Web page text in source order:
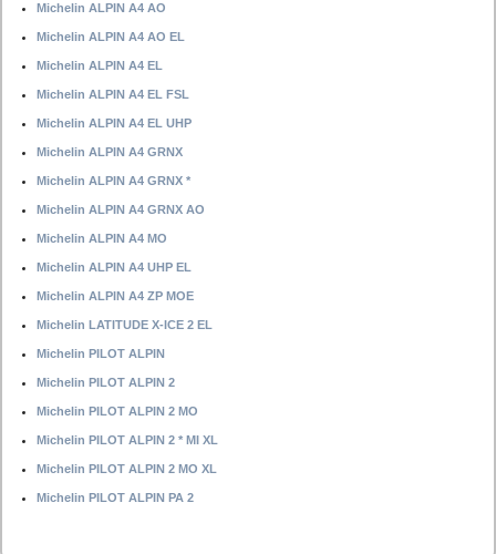
Michelin ALPIN A4 AO
Michelin ALPIN A4 AO EL
Michelin ALPIN A4 EL
Michelin ALPIN A4 EL FSL
Michelin ALPIN A4 EL UHP
Michelin ALPIN A4 GRNX
Michelin ALPIN A4 GRNX *
Michelin ALPIN A4 GRNX AO
Michelin ALPIN A4 MO
Michelin ALPIN A4 UHP EL
Michelin ALPIN A4 ZP MOE
Michelin LATITUDE X-ICE 2 EL
Michelin PILOT ALPIN
Michelin PILOT ALPIN 2
Michelin PILOT ALPIN 2 MO
Michelin PILOT ALPIN 2 * MI XL
Michelin PILOT ALPIN 2 MO XL
Michelin PILOT ALPIN PA 2